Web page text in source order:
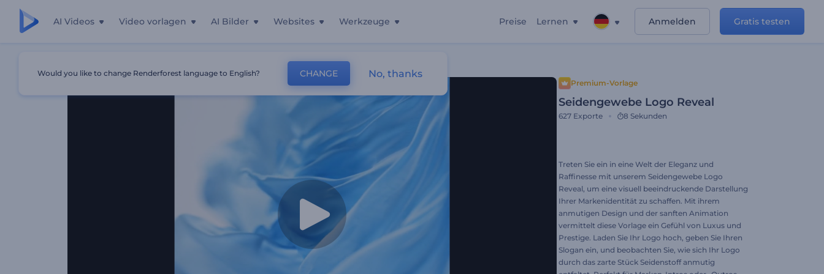
AI Videos Video vorlagen AI Bilder Websites Werkzeuge Preise Lernen Anmelden Gratis testen
Premium-Vorlage
Seidengewebe Logo Reveal
627 Exporte 8 Sekunden
Treten Sie ein in eine Welt der Eleganz und
Raffinesse mit unserem Seidengewebe Logo
Reveal, um eine visuell beeindruckende Darstellung
Ihrer Markenidentität zu schaffen. Mit ihrem
anmutigen Design und der sanften Animation
vermittelt diese Vorlage ein Gefühl von Luxus und
Prestige. Laden Sie Ihr Logo hoch, geben Sie Ihren
Slogan ein, und beobachten Sie, wie sich Ihr Logo
durch das zarte Stück Seidenstoff anmutig
Would you like to change Renderforest language to English? CHANGE No, thanks